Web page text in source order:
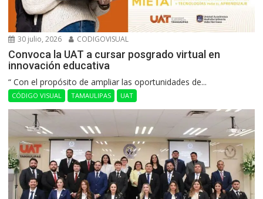
30 julio, 2026 CODIGOVISUAL
Convoca la UAT a cursar posgrado virtual en
innovación educativa
“ Con el propósito de ampliar las oportunidades de...
CÓDIGO VISUAL TAMAULIPAS UAT